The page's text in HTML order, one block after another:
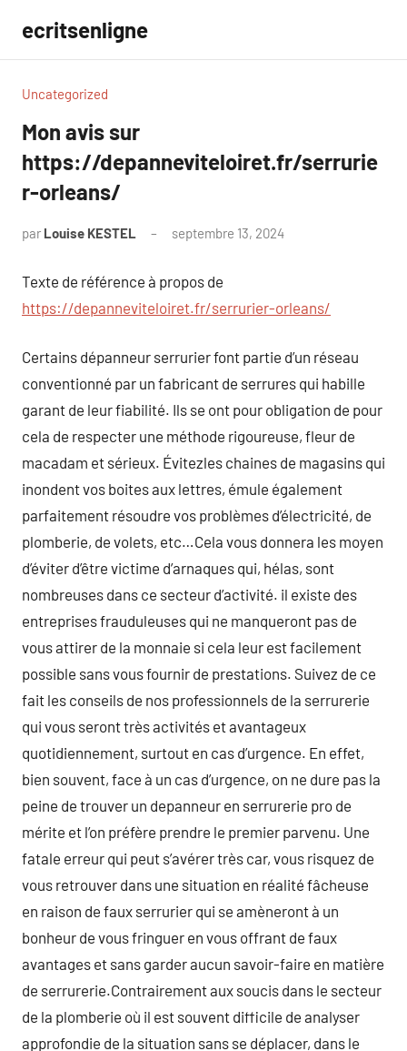
contenu
ecritsenligne
Uncategorized
Mon avis sur
https://depanneviteloiret.fr/serrurie
r-orleans/
par Louise KESTEL septembre 13, 2024
Texte de référence à propos de
https://depanneviteloiret.fr/serrurier-orleans/
Certains dépanneur serrurier font partie d’un réseau
conventionné par un fabricant de serrures qui habille
garant de leur fiabilité. Ils se ont pour obligation de pour
cela de respecter une méthode rigoureuse, fleur de
macadam et sérieux. Évitezles chaines de magasins qui
inondent vos boites aux lettres, émule également
parfaitement résoudre vos problèmes d’électricité, de
plomberie, de volets, etc…Cela vous donnera les moyen
d’éviter d’être victime d’arnaques qui, hélas, sont
nombreuses dans ce secteur d’activité. il existe des
entreprises frauduleuses qui ne manqueront pas de
vous attirer de la monnaie si cela leur est facilement
possible sans vous fournir de prestations. Suivez de ce
fait les conseils de nos professionnels de la serrurerie
qui vous seront très activités et avantageux
quotidiennement, surtout en cas d’urgence. En effet,
bien souvent, face à un cas d’urgence, on ne dure pas la
peine de trouver un depanneur en serrurerie pro de
mérite et l’on préfère prendre le premier parvenu. Une
fatale erreur qui peut s’avérer très car, vous risquez de
vous retrouver dans une situation en réalité fâcheuse
en raison de faux serrurier qui se amèneront à un
bonheur de vous fringuer en vous offrant de faux
avantages et sans garder aucun savoir-faire en matière
de serrurerie.Contrairement aux soucis dans le secteur
de la plomberie où il est souvent difficile de analyser
approfondie de la situation sans se déplacer, dans le